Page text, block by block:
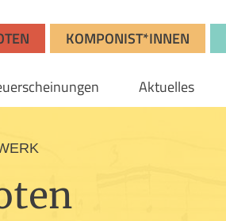
KOMPONIST*INNEN
Aktuelles